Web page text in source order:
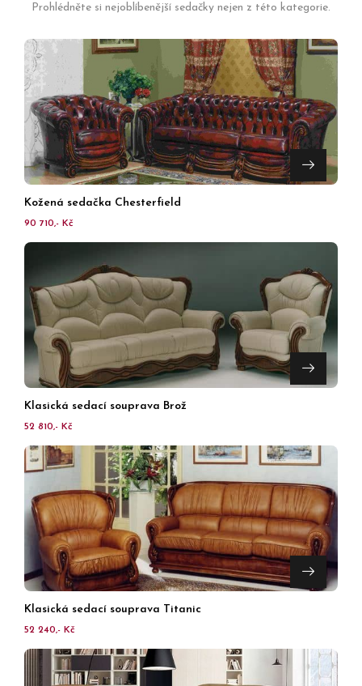
Prohlédněte si nejoblíbenější sedačky nejen z této kategorie.
Kožená sedačka Chesterfield
90 710,- Kč
Klasická sedací souprava Brož
52 810,- Kč
Klasická sedací souprava Titanic
52 240,- Kč